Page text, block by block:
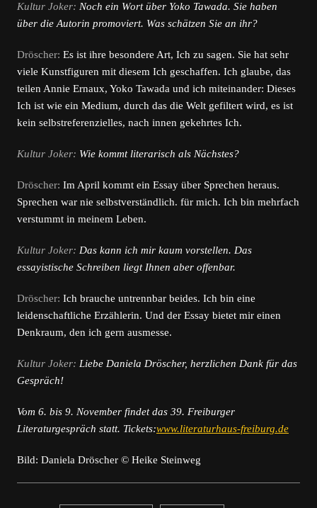
Kultur Joker: Noch ein Wort über Yoko Tawada. Sie haben
über die Autorin promoviert. Was schätzen Sie an ihr?
Dröscher: Es ist ihre besondere Art, Ich zu sagen. Sie hat sehr
viele Kunstfiguren mit diesem Ich geschaffen. Ich glaube, das
teilen Annie Ernaux, Yoko Tawada und ich miteinander: Dieses
Ich ist wie ein Medium, durch das die Welt gefiltert wird, es ist
kein selbstreferenzielles, nach innen gekehrtes Ich.
Kultur Joker: Wie kommt literarisch als Nächstes?
Dröscher: Im April kommt ein Essay über Sprechen heraus.
Sprechen war nie selbstverständlich. für mich. Ich bin mehrfach
verstummt in meinem Leben.
Kultur Joker: Das kann ich mir kaum vorstellen. Das
essayistische Schreiben liegt Ihnen aber offenbar.
Dröscher: Ich brauche untrennbar beides. Ich bin eine
leidenschaftliche Erzählerin. Und der Essay bietet mir einen
Denkraum, den ich gern ausmesse.
Kultur Joker: Liebe Daniela Dröscher, herzlichen Dank für das
Gespräch!
Vom 6. bis 9. November findet das 39. Freiburger
Literaturgespräch statt. Tickets:www.literaturhaus-freiburg.de
Bild: Daniela Dröscher © Heike Steinweg